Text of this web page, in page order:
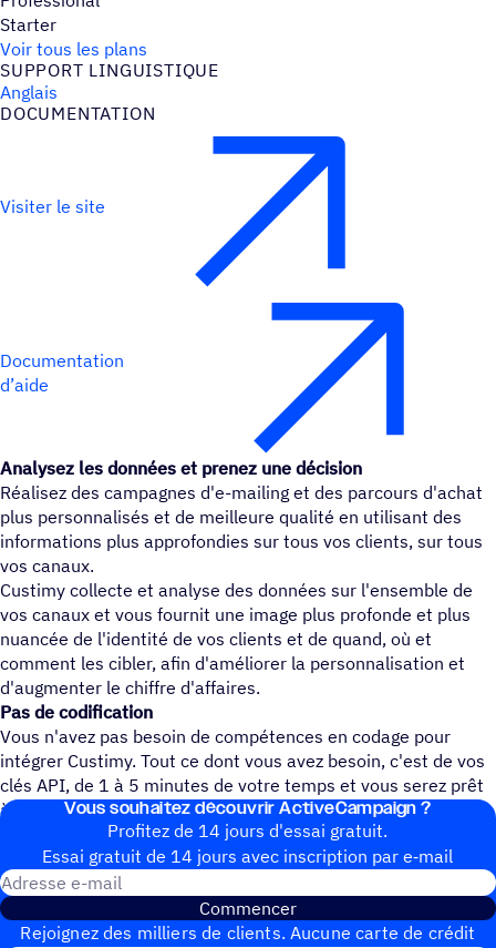
Starter
Voir tous les plans
SUPPORT LINGUIS­TIQUE
Anglais
DOCU­MEN­TA­TION
Visiter le site
Documentation
d’aide
Analysez les données et prenez une décision
Réalisez des campagnes d'e-mailing et des parcours d'achat
plus personnalisés et de meilleure qualité en utilisant des
informations plus approfondies sur tous vos clients, sur tous
vos canaux.
Custimy collecte et analyse des données sur l'ensemble de
vos canaux et vous fournit une image plus profonde et plus
nuancée de l'identité de vos clients et de quand, où et
comment les cibler, afin d'améliorer la personnalisation et
d'augmenter le chiffre d'affaires.
Pas de codification
Vous n'avez pas besoin de compétences en codage pour
intégrer Custimy. Tout ce dont vous avez besoin, c'est de vos
clés API, de 1 à 5 minutes de votre temps et vous serez prêt
à partir !Vous souhai­tez découvrir ActiveCampaign ?
Profitez de 14 jours d'essai gratuit.
Essai gratuit de 14 jours avec inscrip­tion par e‑mail
Commencer
Rejoignez des milliers de clients. Aucune carte de crédit